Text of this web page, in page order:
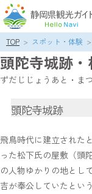
パ
ン
ク
ズ
TOP スポット・体験
頭陀寺城跡
ずだじじょうあと・ま
頭陀寺城跡
飛鳥時代に建立された
った松下氏の屋敷（頭
の人物ゆかりの地とし
吉が奉公していたとい